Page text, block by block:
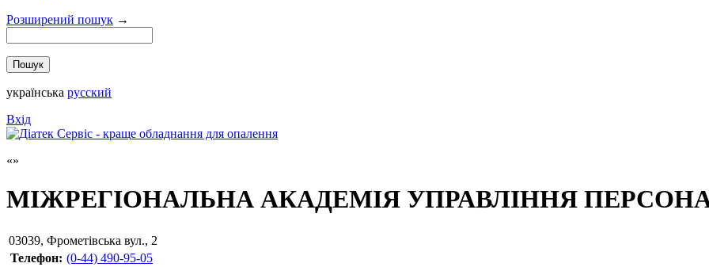
Розширений пошук →
українська русский
Вхід
МІЖРЕГІОНАЛЬНА АКАДЕМІЯ УПРАВЛІННЯ
03039, Фрометівська вул., 2
Телефон: (0-44) 490-95-05